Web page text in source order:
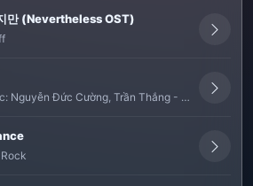
만 (Nevertheless OST)
Nguyễn Đức Cường, Trần Thắng - Ca sĩ: